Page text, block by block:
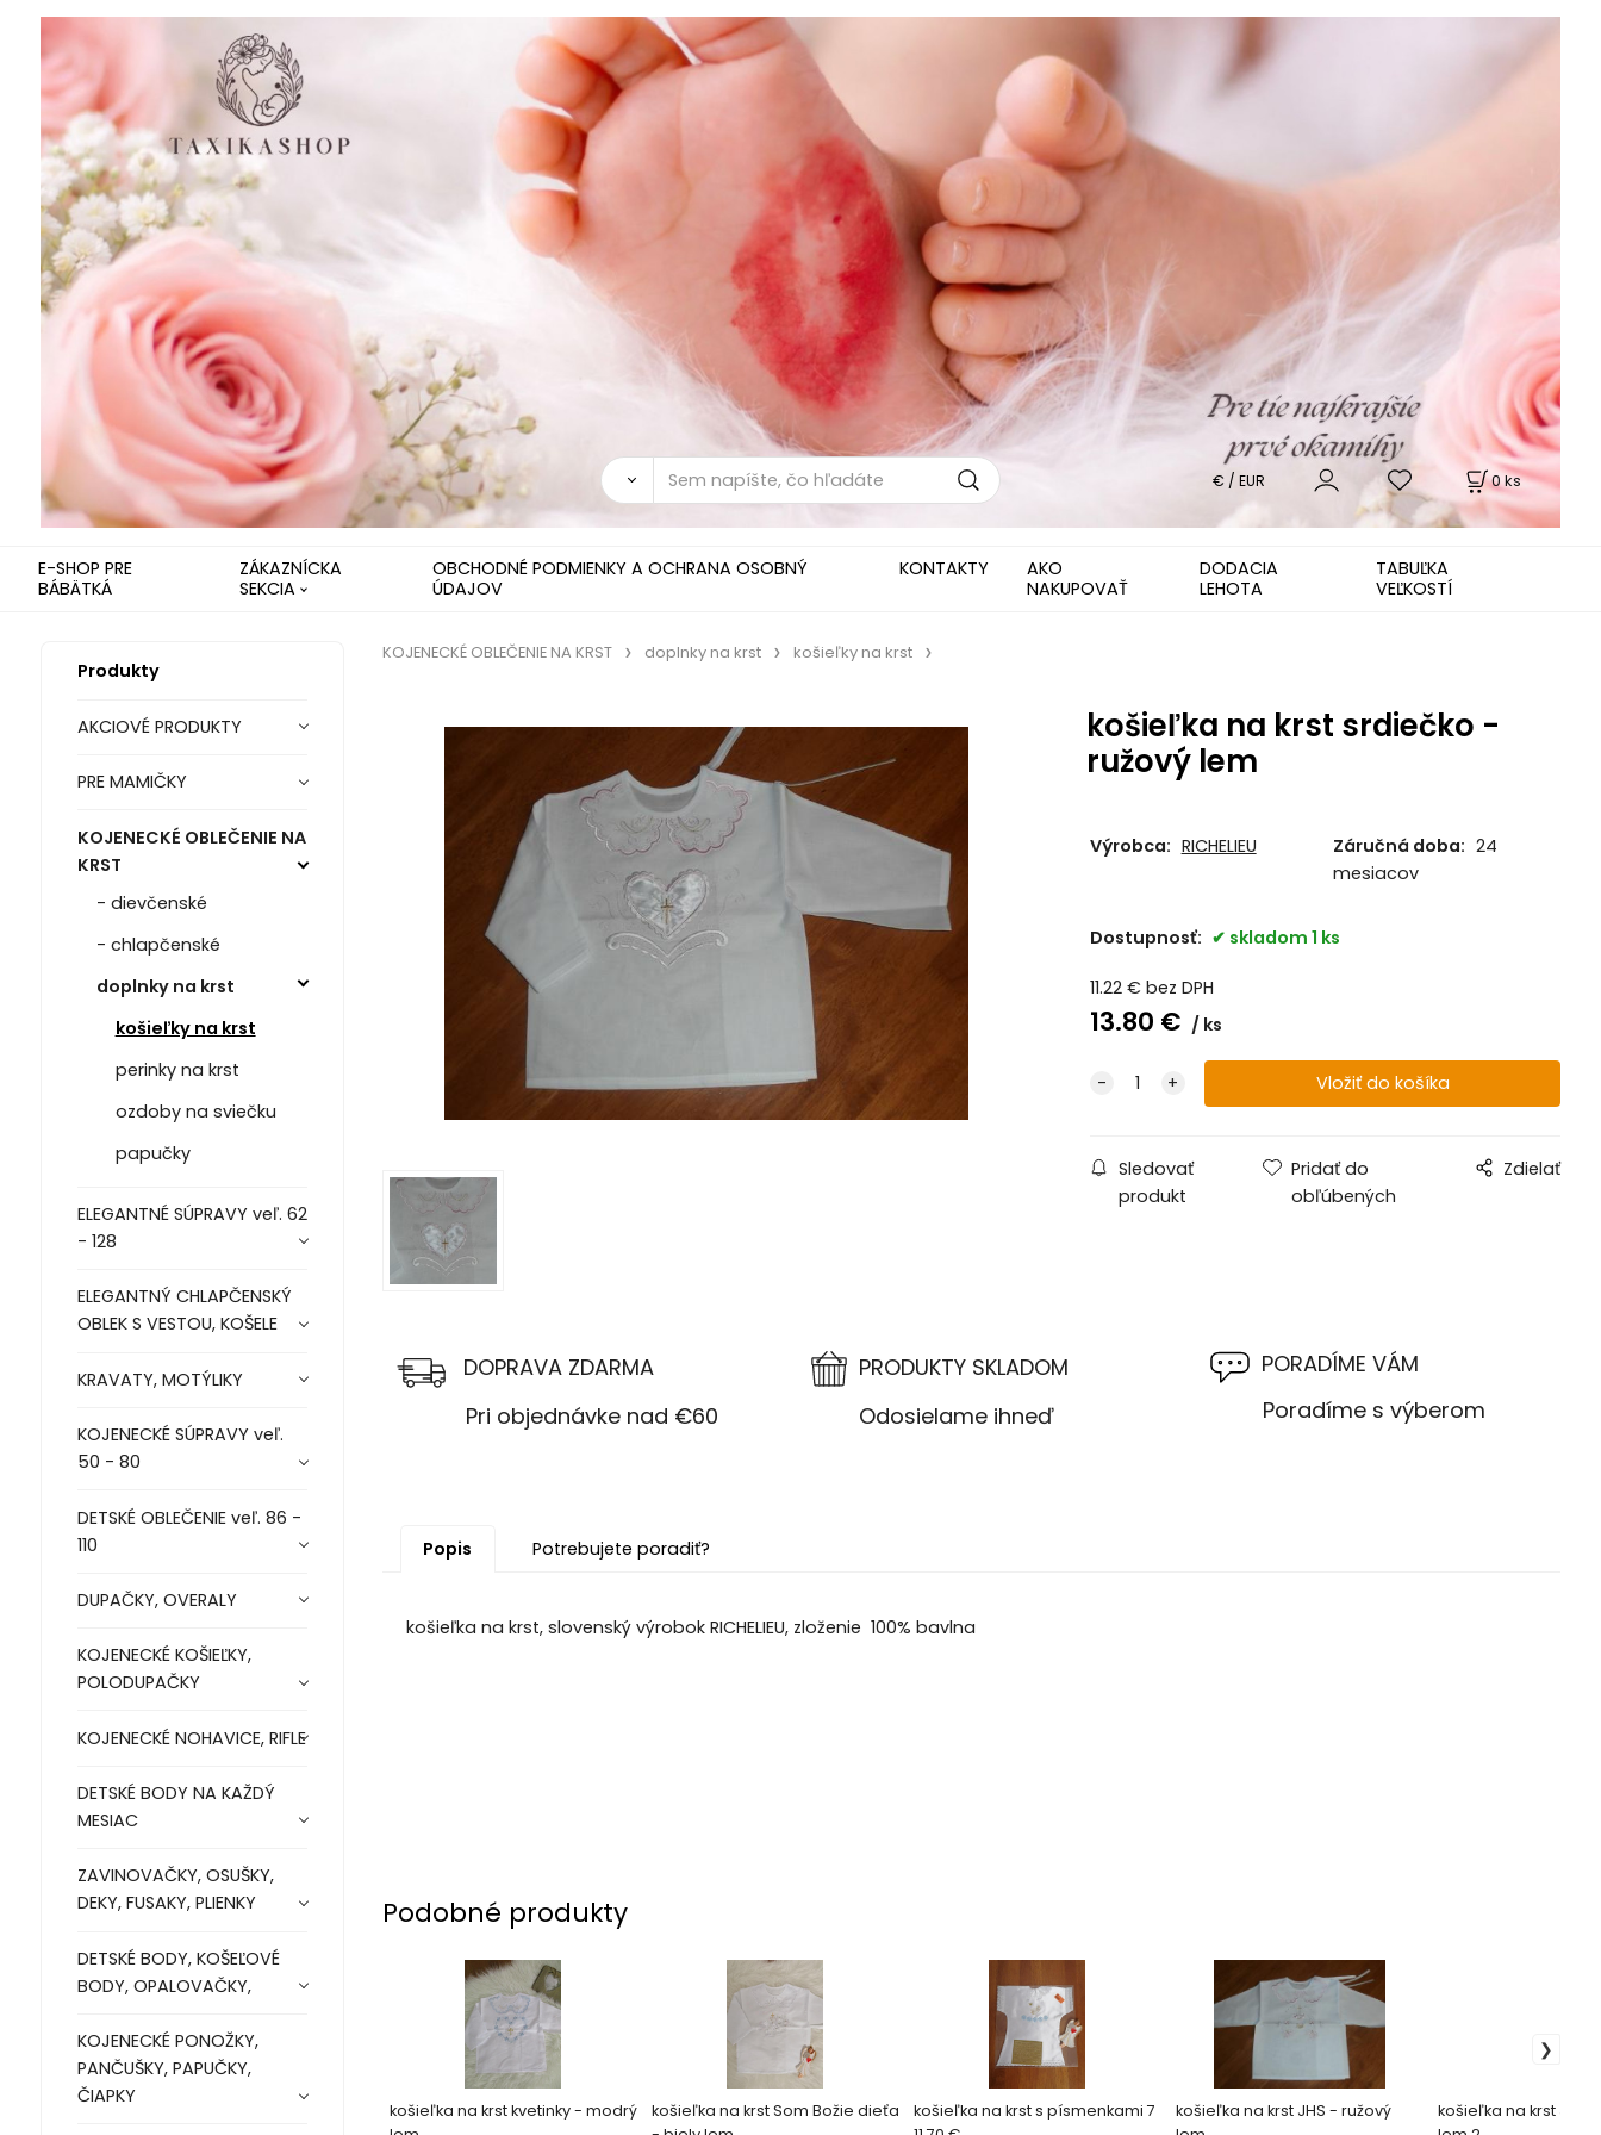
0ks
€ / EUR
E-SHOP PRE
BÁBÄTKÁ
ZÁKAZNÍCKA
SEKCIA
OBCHODNÉ PODMIENKY A OCHRANA OSOBNÝ
ÚDAJOV
KONTAKTY
AKO
NAKUPOVAŤ
DODACIA
LEHOTA
TABUĽKA
VEĽKOSTÍ
Produkty
AKCIOVÉ PRODUKTY
PRE MAMIČKY
KOJENECKÉ OBLEČENIE NA
KRST
- dievčenské
- chlapčenské
doplnky na krst
košieľky na krst
perinky na krst
ozdoby na sviečku
papučky
ELEGANTNÉ SÚPRAVY veľ. 62
- 128
ELEGANTNÝ CHLAPČENSKÝ
OBLEK S VESTOU, KOŠELE
KRAVATY, MOTÝLIKY
KOJENECKÉ SÚPRAVY veľ.
50 - 80
DETSKÉ OBLEČENIE veľ. 86 -
110
DUPAČKY, OVERALY
KOJENECKÉ KOŠIEĽKY,
POLODUPAČKY
KOJENECKÉ NOHAVICE, RIFLE
DETSKÉ BODY NA KAŽDÝ
MESIAC
ZAVINOVAČKY, OSUŠKY,
DEKY, FUSAKY, PLIENKY
DETSKÉ BODY, KOŠEĽOVÉ
BODY, OPALOVAČKY,
KOJENECKÉ PONOŽKY,
PANČUŠKY, PAPUČKY,
ČIAPKY
KOJENECKÉ OBLEČENIE NA KRST doplnky na krst košieľky na krst
košieľka na krst srdiečko -
ružový lem
Výrobca: RICHELIEU Záručná doba: 24
mesiacov
Dostupnosť: skladom 1 ks
11.22€ bez DPH
13.80 € ks
Sledovať
produkt
Pridať do
obľúbených
Zdielať
DOPRAVA ZDARMA
Pri objednávke nad €60
PRODUKTY SKLADOM
Odosielame ihneď
PORADÍME VÁM
Poradíme s výberom
Popis Potrebujete poradiť?
košieľka na krst, slovenský výrobok RICHELIEU, zloženie 100% bavlna
Podobné produkty
košieľka na krst kvetinky - modrý
košieľka na krst Som Božie dieťa
košieľka na krst s písmenkami 7
košieľka na krst JHS - ružový
košieľka na krst JHS